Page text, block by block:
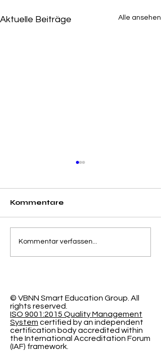
Aktuelle Beiträge Alle ansehen
Trennung von
Genauigkeit und
Kommentare
Kommentar verfassen...
© VBNN Smart Education Group. All
rights reserved.
ISO 9001:2015 Quality Management
System certified by an independent
certification body accredited within
the International Accreditation Forum
(IAF) framework.